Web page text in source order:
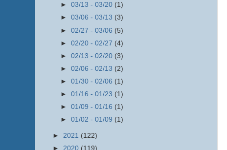
► 03/13 - 03/20 (1)
► 03/06 - 03/13 (3)
► 02/27 - 03/06 (5)
► 02/20 - 02/27 (4)
► 02/13 - 02/20 (3)
► 02/06 - 02/13 (2)
► 01/30 - 02/06 (1)
► 01/16 - 01/23 (1)
► 01/09 - 01/16 (1)
► 01/02 - 01/09 (1)
► 2021 (122)
► 2020 (119)